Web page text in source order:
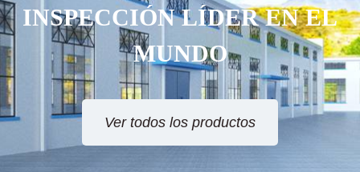
INSPECCIÓN LÍDER EN EL
MUNDO
Ver todos los productos